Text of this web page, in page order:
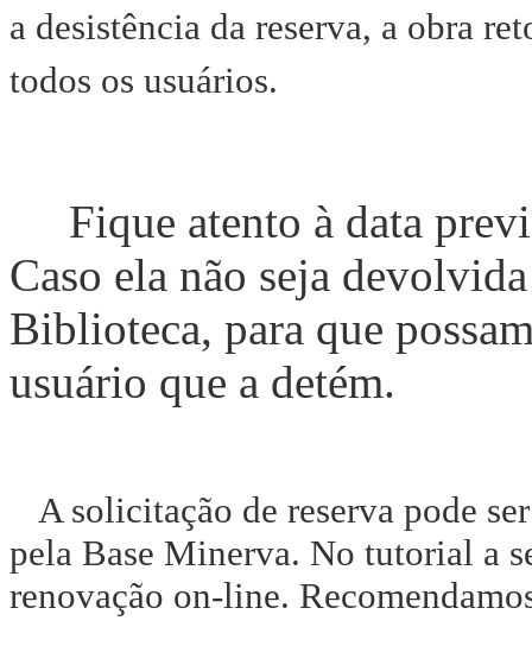
a desistência da reserva, a obra
todos os usuários.
Fique atento à data
Caso ela não seja
Biblioteca, para que
usuário que a detém.
A solicitação de reserva pode
pela Base Minerva. No tutorial a
renovação on-line.